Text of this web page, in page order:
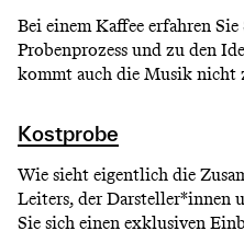
Bei einem Kaffee erfahren
Probenprozess und zu den
kommt auch die Musik
Kostprobe
Wie sieht eigentlich die
Leiters, der Darsteller*innen
Sie sich einen exklusiven